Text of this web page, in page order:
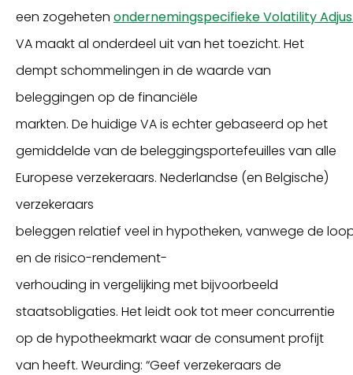
een zogeheten ondernemingspecifiekeVolatility
VAmaakt al onderdeel uit van hettoezicht. Het
demptschommelingen in de waarde van
beleggingen op de financiële
markten. De huidige VA is echter gebaseerd op het
gemiddelde van de beleggingsportefeuilles van alle
Europese verzekeraars. Nederlandse (en Belgische)
verzekeraars
beleggen relatief veel in hypotheken,vanwege de
en de risico-rendement-
verhouding in vergelijking met bijvoorbeeld
staatsobligaties. Het leidtooktotmeer concurrentie
op de hypotheekmarktwaar de consument profijt
van heeft. Weurding: “Geef verzekeraars de